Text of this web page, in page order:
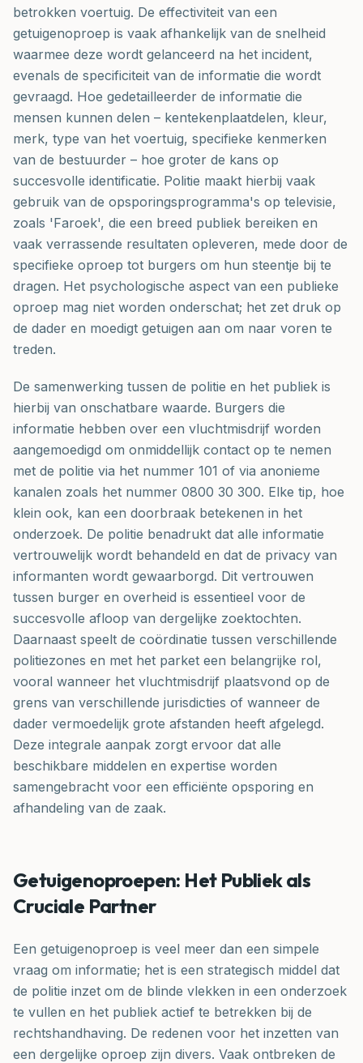
betrokken voertuig. De effectiviteit van een
getuigenoproep is vaak afhankelijk van de snelheid
waarmee deze wordt gelanceerd na het incident,
evenals de specificiteit van de informatie die wordt
gevraagd. Hoe gedetailleerder de informatie die
mensen kunnen delen – kentekenplaatdelen, kleur,
merk, type van het voertuig, specifieke kenmerken
van de bestuurder – hoe groter de kans op
succesvolle identificatie. Politie maakt hierbij vaak
gebruik van de opsporingsprogramma's op televisie,
zoals 'Faroek', die een breed publiek bereiken en
vaak verrassende resultaten opleveren, mede door de
specifieke oproep tot burgers om hun steentje bij te
dragen. Het psychologische aspect van een publieke
oproep mag niet worden onderschat; het zet druk op
de dader en moedigt getuigen aan om naar voren te
treden.
De samenwerking tussen de politie en het publiek is
hierbij van onschatbare waarde. Burgers die
informatie hebben over een vluchtmisdrijf worden
aangemoedigd om onmiddellijk contact op te nemen
met de politie via het nummer 101 of via anonieme
kanalen zoals het nummer 0800 30 300. Elke tip, hoe
klein ook, kan een doorbraak betekenen in het
onderzoek. De politie benadrukt dat alle informatie
vertrouwelijk wordt behandeld en dat de privacy van
informanten wordt gewaarborgd. Dit vertrouwen
tussen burger en overheid is essentieel voor de
succesvolle afloop van dergelijke zoektochten.
Daarnaast speelt de coördinatie tussen verschillende
politiezones en met het parket een belangrijke rol,
vooral wanneer het vluchtmisdrijf plaatsvond op de
grens van verschillende jurisdicties of wanneer de
dader vermoedelijk grote afstanden heeft afgelegd.
Deze integrale aanpak zorgt ervoor dat alle
beschikbare middelen en expertise worden
samengebracht voor een efficiënte opsporing en
afhandeling van de zaak.
Getuigenoproepen: Het Publiek als
Cruciale Partner
Een getuigenoproep is veel meer dan een simpele
vraag om informatie; het is een strategisch middel dat
de politie inzet om de blinde vlekken in een onderzoek
te vullen en het publiek actief te betrekken bij de
rechtshandhaving. De redenen voor het inzetten van
een dergelijke oproep zijn divers. Vaak ontbreken de